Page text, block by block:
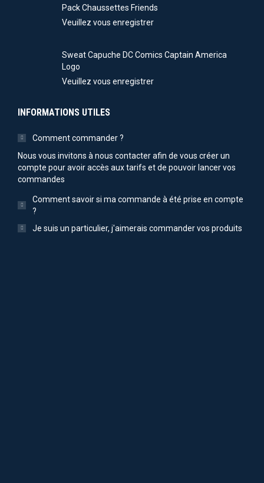
Pack Chaussettes Friends
Veuillez vous enregistrer
Sweat Capuche DC Comics Captain America
Logo
Veuillez vous enregistrer
INFORMATIONS UTILES
Comment commander ?
Nous vous invitons à nous contacter afin de vous créer un
compte pour avoir accès aux tarifs et de pouvoir lancer vos
commandes
Comment savoir si ma commande à été prise en compte
?
Je suis un particulier, j'aimerais commander vos produits